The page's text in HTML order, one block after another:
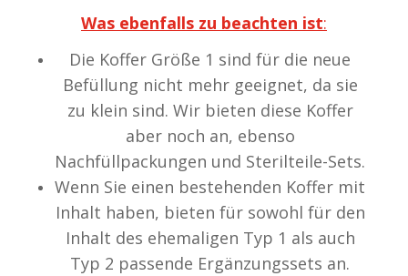
Was ebenfalls zu beachten ist:
Die Koffer Größe 1 sind für die neue
Befüllung nicht mehr geeignet, da sie
zu klein sind. Wir bieten diese Koffer
aber noch an, ebenso
Nachfüllpackungen und Sterilteile-Sets.
Wenn Sie einen bestehenden Koffer mit
Inhalt haben, bieten für sowohl für den
Inhalt des ehemaligen Typ 1 als auch
Typ 2 passende Ergänzungssets an.